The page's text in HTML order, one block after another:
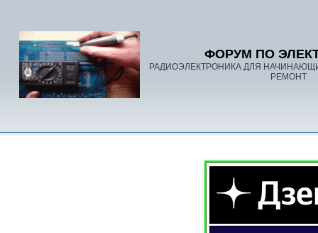
ФОРУМ ПО
РАДИОЭЛЕКТРОНИКА ДЛЯ
РЕМОНТ